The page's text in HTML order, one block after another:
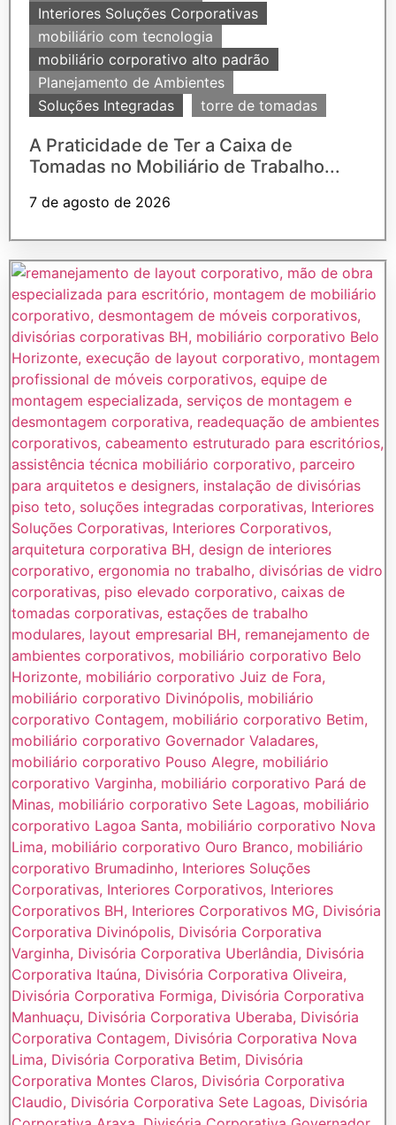
Interiores Soluções Corporativas
mobiliário com tecnologia
mobiliário corporativo alto padrão
Planejamento de Ambientes
Soluções Integradas
torre de tomadas
A Praticidade de Ter a Caixa de
Tomadas no Mobiliário de Trabalho...
7 de agosto de 2026